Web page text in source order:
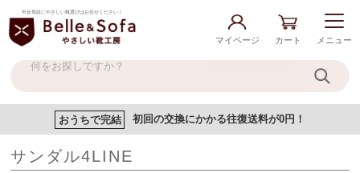
外反母趾にやさしい靴選びはお任せください！
マイページ カート メニュー
おうちで完結 初回の交換にかかる往復送料が0円！
サンダル4LINE